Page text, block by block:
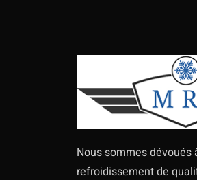
Nous sommes
refroidissement de